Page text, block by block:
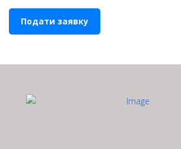
Подати заявку